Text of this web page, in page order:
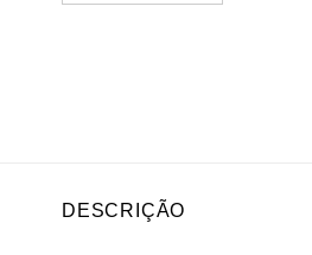
DESCRIÇÃO